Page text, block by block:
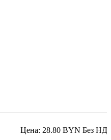
Цена: 28.80 BYN Без